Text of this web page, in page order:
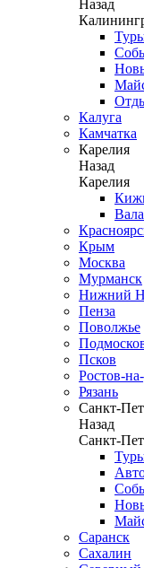
Назад
Калуга
Камчатка
Карелия
Назад
Карелия
Крым
Москва
Мурманск
Нижний
Пенза
Поволжье
Псков
Ростов-
Рязань
Санкт-
Назад
Санкт-
Саранск
Сахалин